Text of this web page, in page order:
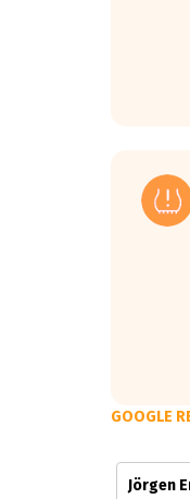
Vid
På
Ett
GOOGLE
Jörgen